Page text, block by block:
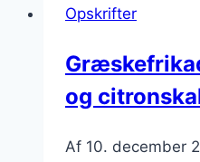
Opskrifter
og
Af 10. december